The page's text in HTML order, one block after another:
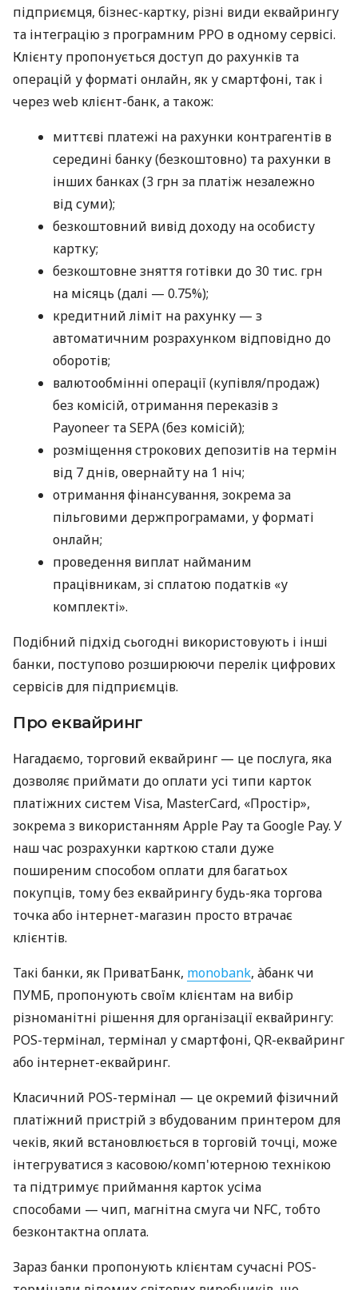
підприємця, бізнес-картку, різні види еквайрингу
та інтеграцію з програмним РРО в одному сервісі.
Клієнту пропонується доступ до рахунків та
операцій у форматі онлайн, як у смартфоні, так і
через web клієнт-банк, а також:
миттєві платежі на рахунки контрагентів в
середині банку (безкоштовно) та рахунки в
інших банках (3 грн за платіж незалежно
від суми);
безкоштовний вивід доходу на особисту
картку;
безкоштовне зняття готівки до 30 тис. грн
на місяць (далі — 0.75%);
кредитний ліміт на рахунку — з
автоматичним розрахунком відповідно до
оборотів;
валютообмінні операції (купівля/продаж)
без комісій, отримання переказів з
Payoneer та SEPA (без комісій);
розміщення строкових депозитів на термін
від 7 днів, овернайту на 1 ніч;
отримання фінансування, зокрема за
пільговими держпрограмами, у форматі
онлайн;
проведення виплат найманим
працівникам, зі сплатою податків «у
комплекті».
Подібний підхід сьогодні використовують і інші
банки, поступово розширюючи перелік цифрових
сервісів для підприємців.
Про еквайринг
Нагадаємо, торговий еквайринг — це послуга, яка
дозволяє приймати до оплати усі типи карток
платіжних систем Visa, MasterCard, «Простір»,
зокрема з використанням Apple Pay та Google Pay. У
наш час розрахунки карткою стали дуже
поширеним способом оплати для багатьох
покупців, тому без еквайрингу будь-яка торгова
точка або інтернет-магазин просто втрачає
клієнтів.
Такі банки, як ПриватБанк, monobank, àбанк чи
ПУМБ, пропонують своїм клієнтам на вибір
різноманітні рішення для організації еквайрингу:
POS-термінал, термінал у смартфоні, QR-еквайринг
або інтернет-еквайринг.
Класичний POS-термінал — це окремий фізичний
платіжний пристрій з вбудованим принтером для
чеків, який встановлюється в торговій точці, може
інтегруватися з касовою/комп'ютерною технікою
та підтримує приймання карток усіма
способами — чип, магнітна смуга чи NFC, тобто
безконтактна оплата.
Зараз банки пропонують клієнтам сучасні POS-